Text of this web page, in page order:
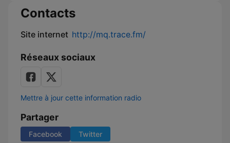
Contacts
Site internet http://mq.trace.fm/
Réseaux sociaux
Mettre à jour cette information radio
Partager
Facebook Twitter